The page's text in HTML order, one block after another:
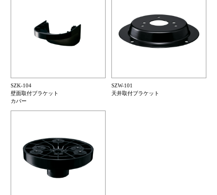
SZK-104
壁面取付ブラケット
カバー
SZW-101
天井取付ブラケット